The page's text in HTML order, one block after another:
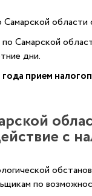
области
дни.
прием
с
по